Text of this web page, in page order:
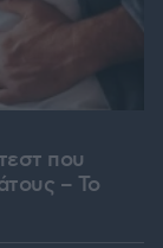
που
– Το